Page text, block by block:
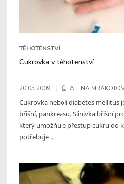
TĚHOTENSTVÍ
Cukrovka v těhotenství
20.05.2009 ALENA
Cukrovka neboli diabetes mellitus
břišní, pankreasu. Slinivka břišní
který umožňuje přestup cukru do
potřebuje ...